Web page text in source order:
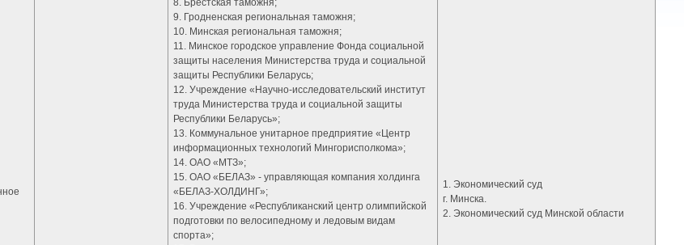
8. Брестская таможня;
9. Гродненская региональная таможня;
10. Минская региональная таможня;
11. Минское городское управление Фонда социальной
защиты населения Министерства труда и социальной
защиты Республики Беларусь;
12. Учреждение «Научно-исследовательский институт
труда Министерства труда и социальной защиты
Республики Беларусь»;
13. Коммунальное унитарное предприятие «Центр
информационных технологий Мингорисполкома»;
14. ОАО «МТЗ»;
15. ОАО «БЕЛАЗ» - управляющая компания холдинга
«БЕЛАЗ-ХОЛДИНГ»;
16. Учреждение «Республиканский центр олимпийской
подготовки по велосипедному и ледовым видам
спорта»;
1. Экономический суд
г. Минска.
2. Экономический суд Минской области